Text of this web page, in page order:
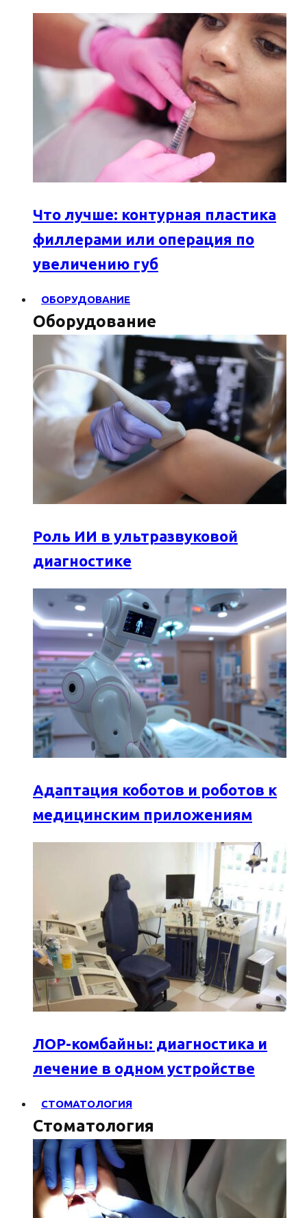
Что лучше: контурная пластика
филлерами или операция по
увеличению губ
ОБОРУДОВАНИЕ
Оборудование
Роль ИИ в ультразвуковой
диагностике
Адаптация коботов и роботов к
медицинским приложениям
ЛОР-комбайны: диагностика и
лечение в одном устройстве
СТОМАТОЛОГИЯ
Стоматология